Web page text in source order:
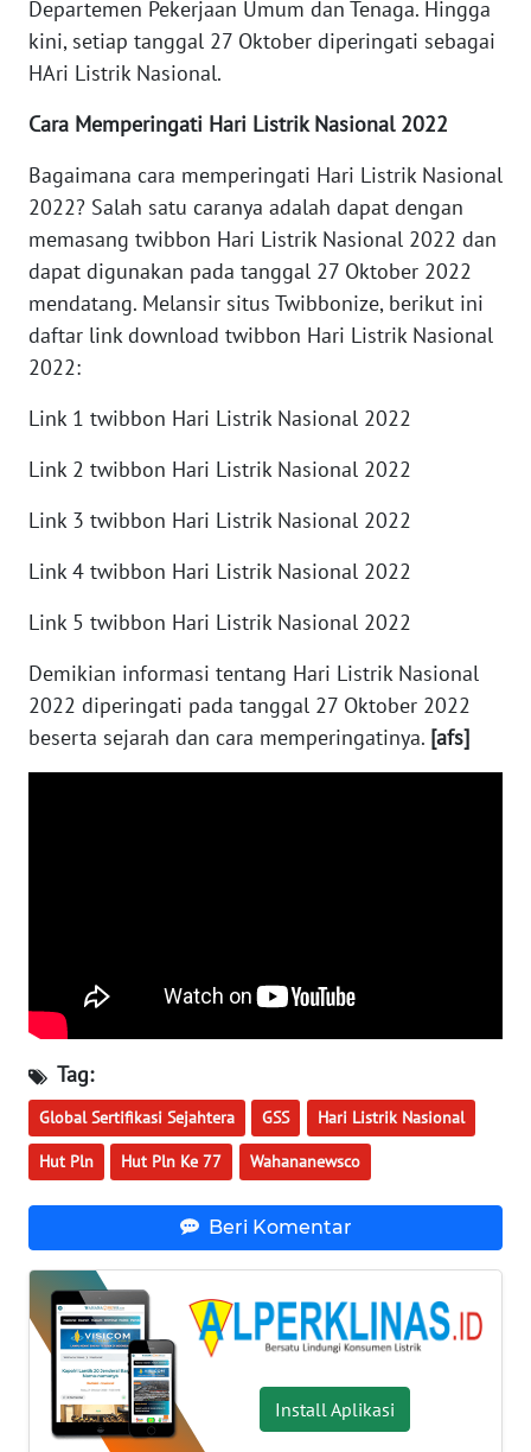
Departemen Pekerjaan Umum dan Tenaga. Hingga
kini, setiap tanggal 27 Oktober diperingati sebagai
HAri Listrik Nasional.
Cara Memperingati Hari Listrik Nasional 2022
Bagaimana cara memperingati Hari Listrik Nasional
2022? Salah satu caranya adalah dapat dengan
memasang twibbon Hari Listrik Nasional 2022 dan
dapat digunakan pada tanggal 27 Oktober 2022
mendatang. Melansir situs Twibbonize, berikut ini
daftar link download twibbon Hari Listrik Nasional
2022:
Link 1 twibbon Hari Listrik Nasional 2022
Link 2 twibbon Hari Listrik Nasional 2022
Link 3 twibbon Hari Listrik Nasional 2022
Link 4 twibbon Hari Listrik Nasional 2022
Link 5 twibbon Hari Listrik Nasional 2022
Demikian informasi tentang Hari Listrik Nasional
2022 diperingati pada tanggal 27 Oktober 2022
beserta sejarah dan cara memperingatinya. [afs]
Tag:
Global Sertifikasi Sejahtera GSS Hari Listrik Nasional
Hut Pln Hut Pln Ke 77 Wahananewsco
Beri Komentar
Install Aplikasi
WN
KALTARA
KALSEL
WN
KALTIM
WN
SULSEL
WN
SULUT
MALUKU
WN
WN
DAIRI
WN
LANGKAT
WN
TAPANULI
SELATAN
WN
LESUNG
WN
KARO
WN
SIMALUNGUN